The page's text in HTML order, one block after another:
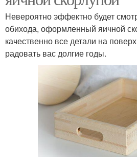
Невероятно эффектно будет
обихода, оформленный яичной
качественно все детали на
радовать вас долгие годы.